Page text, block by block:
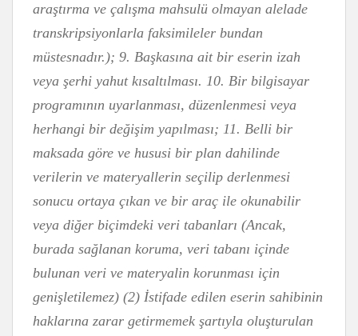
araştırma ve çalışma mahsulü olmayan alelade
transkripsiyonlarla faksimileler bundan
müstesnadır.); 9. Başkasına ait bir eserin izah
veya şerhi yahut kısaltılması. 10. Bir bilgisayar
programının uyarlanması, düzenlenmesi veya
herhangi bir değişim yapılması; 11. Belli bir
maksada göre ve hususi bir plan dahilinde
verilerin ve materyallerin seçilip derlenmesi
sonucu ortaya çıkan ve bir araç ile okunabilir
veya diğer biçimdeki veri tabanları (Ancak,
burada sağlanan koruma, veri tabanı içinde
bulunan veri ve materyalin korunması için
genişletilemez) (2) İstifade edilen eserin sahibinin
haklarına zarar getirmemek şartıyla oluşturulan